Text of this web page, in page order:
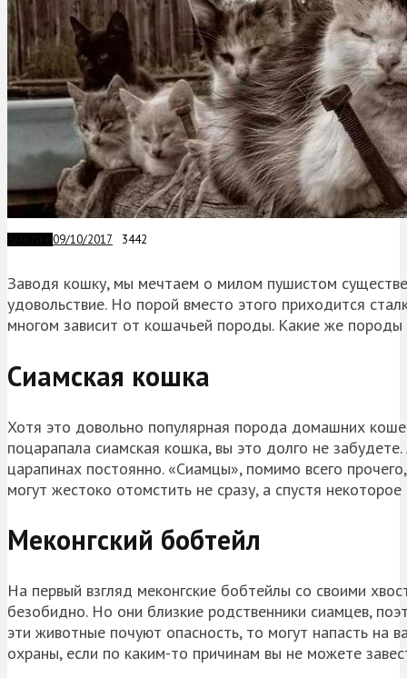
09/10/2017 3442
Заводя кошку, мы мечтаем о милом пушистом
удовольствие. Но порой вместо этого приходится
многом зависит от кошачьей породы. Какие же
Сиамская кошка
Хотя это довольно популярная порода домашних
поцарапала сиамская кошка, вы это долго не
царапинах постоянно. «Сиамцы», помимо всего
могут жестоко отомстить не сразу, а спустя некоторое
Меконгский бобтейл
На первый взгляд меконгские бобтейлы со своими
безобидно. Но они близкие родственники сиамцев,
эти животные почуют опасность, то могут напасть на
охраны, если по каким-то причинам вы не можете